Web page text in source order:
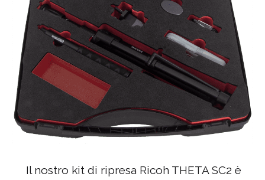
Il nostro kit di ripresa Ricoh THETA SC2 è